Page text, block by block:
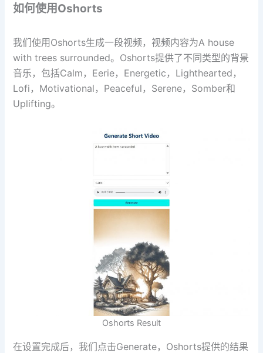
如何使用Oshorts
我们使用Oshorts生成一段视频，视频内容为A house
with trees surrounded。Oshorts提供了不同类型的背景
音乐，包括Calm，Eerie，Energetic，Lighthearted，
Lofi，Motivational，Peaceful，Serene，Somber和
Uplifting。
Oshorts Result
在设置完成后，我们点击Generate，Oshorts提供的结果